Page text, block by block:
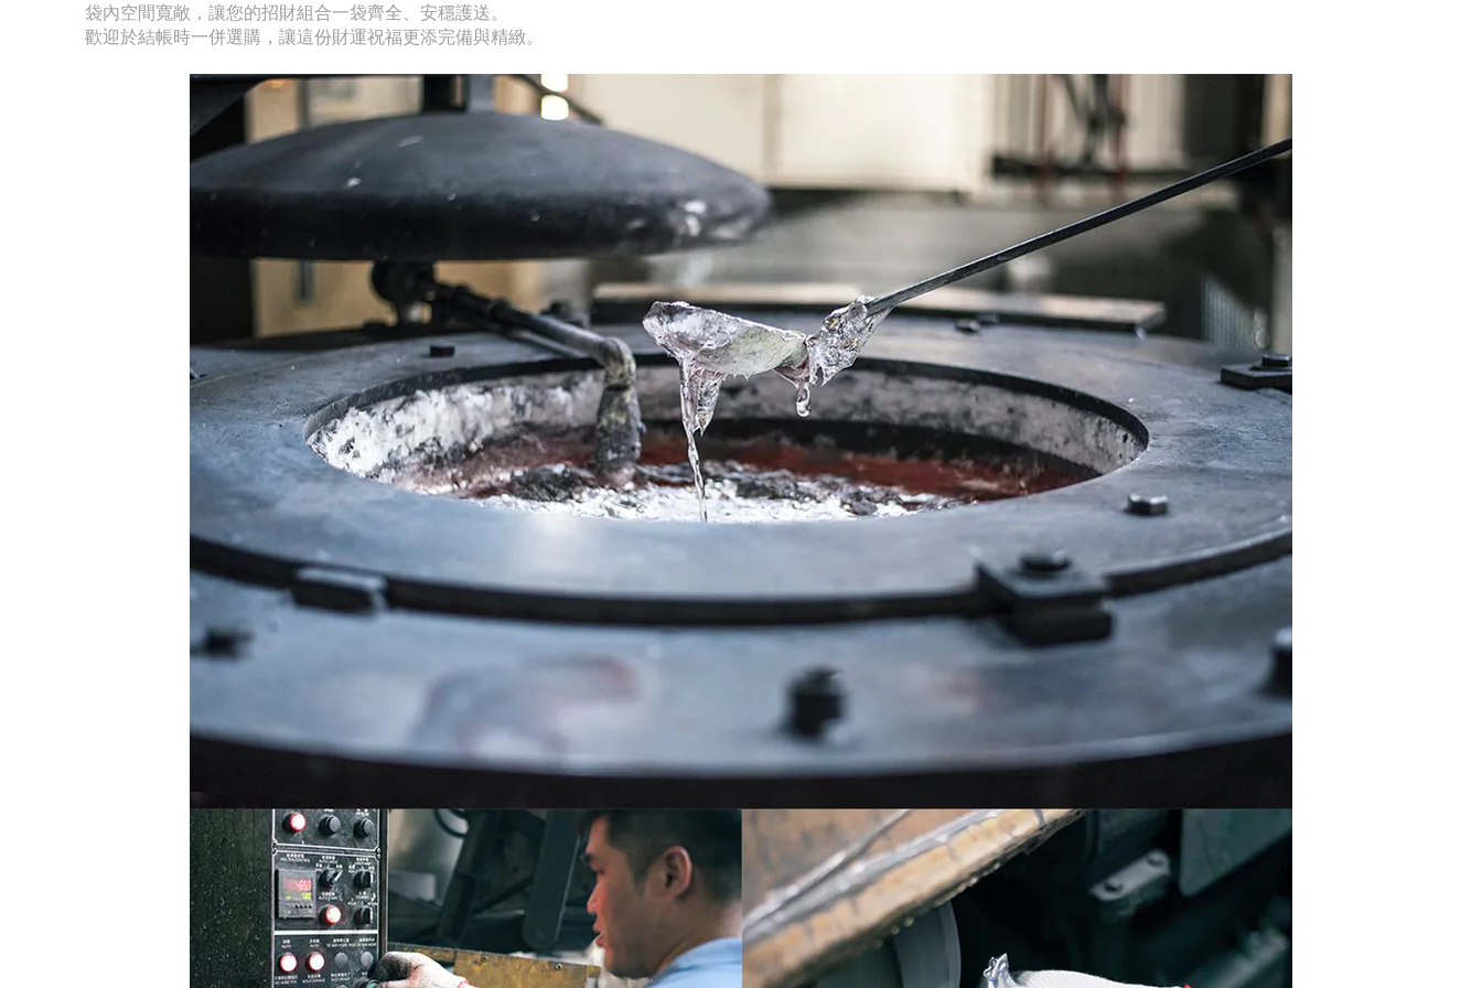
袋內空間寬敞 ， 讓您的招財組合一袋齊全、安穩護送。
歡迎於結帳時一併選購，讓這份財運祝福更添完備與精緻。